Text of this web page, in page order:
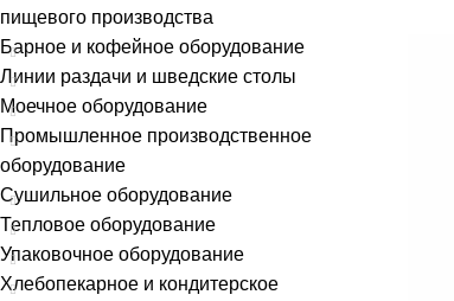
пищевого производства
Барное и кофейное оборудование
Линии раздачи и шведские столы
Моечное оборудование
Промышленное производственное
оборудование
Сушильное оборудование
Тепловое оборудование
Упаковочное оборудование
Хлебопекарное и кондитерское